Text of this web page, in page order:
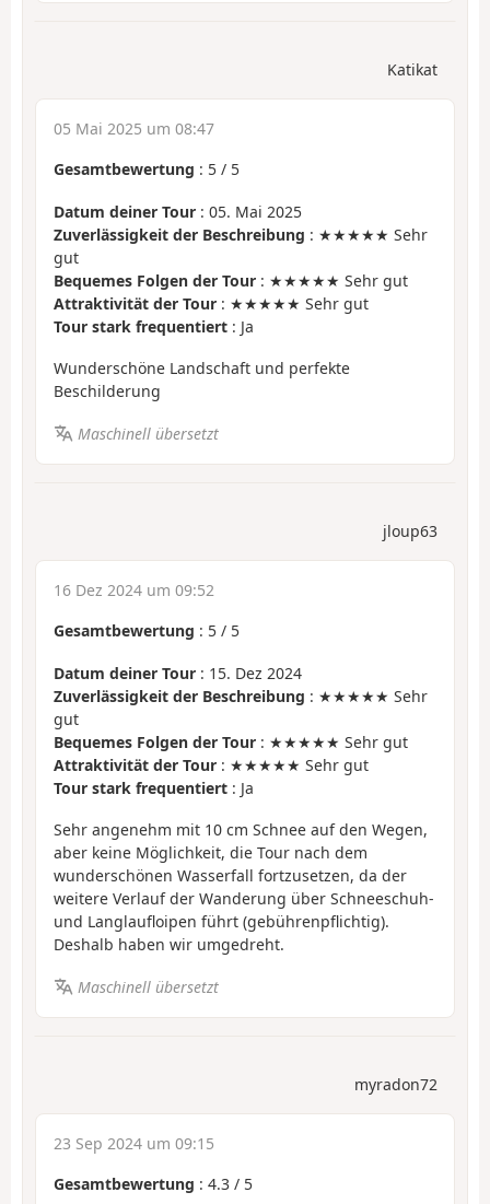
Katikat
05 Mai 2025 um 08:47
Gesamtbewertung : 5 / 5
Datum deiner Tour : 05. Mai 2025
Zuverlässigkeit der Beschreibung : ★★★★★ Sehr
gut
Bequemes Folgen der Tour : ★★★★★ Sehr gut
Attraktivität der Tour : ★★★★★ Sehr gut
Tour stark frequentiert : Ja
Wunderschöne Landschaft und perfekte
Beschilderung
Maschinell übersetzt
jloup63
16 Dez 2024 um 09:52
Gesamtbewertung : 5 / 5
Datum deiner Tour : 15. Dez 2024
Zuverlässigkeit der Beschreibung : ★★★★★ Sehr
gut
Bequemes Folgen der Tour : ★★★★★ Sehr gut
Attraktivität der Tour : ★★★★★ Sehr gut
Tour stark frequentiert : Ja
Sehr angenehm mit 10 cm Schnee auf den Wegen,
aber keine Möglichkeit, die Tour nach dem
wunderschönen Wasserfall fortzusetzen, da der
weitere Verlauf der Wanderung über Schneeschuh-
und Langlaufloipen führt (gebührenpflichtig).
Deshalb haben wir umgedreht.
Maschinell übersetzt
myradon72
23 Sep 2024 um 09:15
Gesamtbewertung : 4.3 / 5